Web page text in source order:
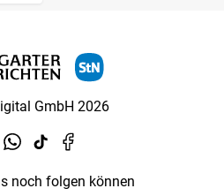
GmbH 2026
noch folgen können